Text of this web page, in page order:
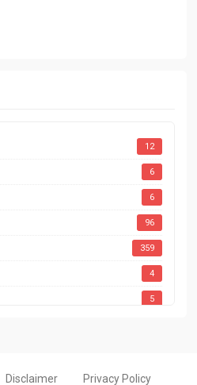
12
6
6
96
359
4
5
11
Disclaimer Privacy Policy